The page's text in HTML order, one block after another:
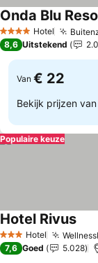
4 SterrenHotel
Onda Blu
8,6 Uitstekend
Van € 22
Bekijk prijzen van
Populaire keuze
3 SterrenHotel
Hotel Rivus
7,6 Goed 5.028